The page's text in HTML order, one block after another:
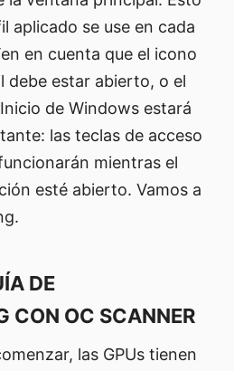
aplicado se use en cada
en cuenta que el icono
debe estar abierto, o el
de Windows estará
las teclas de acceso
mientras el
esté abierto. Vamos a
DE
CON OC SCANNER
las GPUs tienen